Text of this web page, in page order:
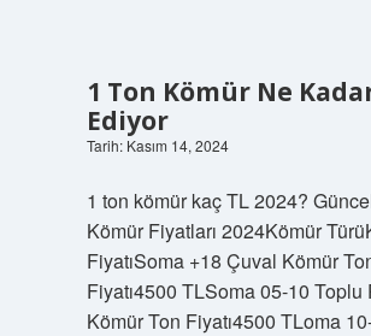
Kimdir
1 Ton Kömür Ne
Ediyor
Tarih: Kasım 14, 2024
1 ton kömür kaç TL 2024?
Kömür Fiyatları 2024Kömür
FiyatıSoma +18 Çuval Kömür
Fiyatı4500 TLSoma 05-10 Toplu
Kömür Ton Fiyatı4500 TLoma